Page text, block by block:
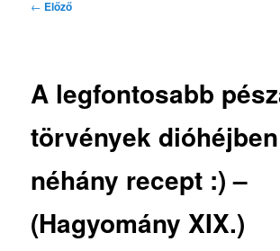
Bejegyzés
← Előző
A legfontosabb
törvények
néhány recept :) –
(Hagyomány XIX.)